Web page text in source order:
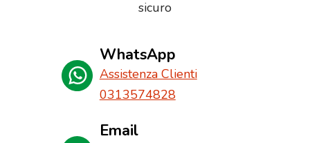
sicuro
WhatsApp
Assistenza Clienti
0313574828
Email